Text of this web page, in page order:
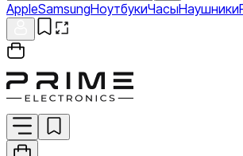
AppleSamsungНоутбукиЧасыНаушники